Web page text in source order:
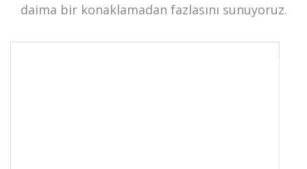
daima bir konaklamadan fazlasını sunuyoruz.